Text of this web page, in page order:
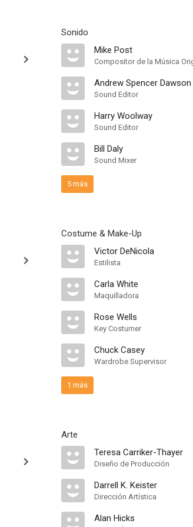
Sonido
Mike Post
Compositor de la Música
Andrew Spencer Dawson
Sound Editor
Harry Woolway
Sound Editor
Bill Daly
Sound Mixer
5 más
Costume & Make-Up
Victor DeNicola
Estilista
Carla White
Maquilladora
Rose Wells
Key Costumer
Chuck Casey
Wardrobe Supervisor
1 más
Arte
Teresa Carriker-Thayer
Diseño de Producción
Darrell K. Keister
Dirección Artística
Alan Hicks